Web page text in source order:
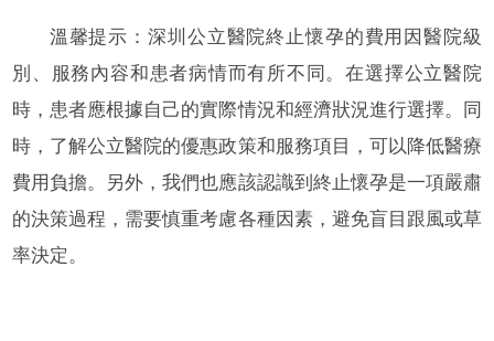
溫馨提示：深圳公立醫院終止懷孕的費用因醫院級
別、服務內容和患者病情而有所不同。在選擇公立醫院
時，患者應根據自己的實際情況和經濟狀況進行選擇。同
時，了解公立醫院的優惠政策和服務項目，可以降低醫療
費用負擔。另外，我們也應該認識到終止懷孕是一項嚴肅
的決策過程，需要慎重考慮各種因素，避免盲目跟風或草
率決定。